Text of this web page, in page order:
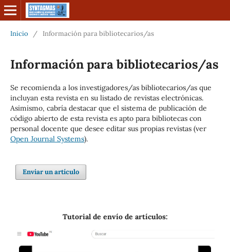
Inicio / Información para bibliotecarios/as
Información para bibliotecarios/as
Se recomienda a los investigadores/as bibliotecarios/as que
incluyan esta revista en su listado de revistas electrónicas.
Asimismo, cabría destacar que el sistema de publicación de
código abierto de esta revista es apto para bibliotecas con
personal docente que desee editar sus propias revistas (ver
Open Journal Systems).
Enviar un artículo
Tutorial de envío de artículos: